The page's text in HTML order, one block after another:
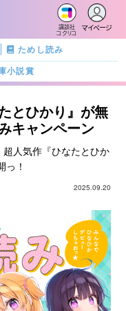
講談社
コクリコ
マイページ
ためし読み
小説賞
とひかり』が無
キャンペーン
人気作『ひなたとひか
っ！
2025.09.20